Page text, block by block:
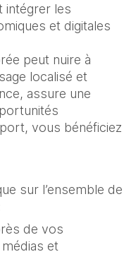
intégrer les
et digitales
peut nuire à
localisé et
assure une
vous bénéficiez
sur l’ensemble de
de vos
et